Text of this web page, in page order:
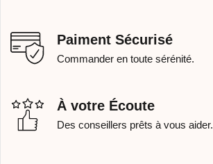
Paiment Sécurisé
Commander en toute sérénité.
À votre Écoute
Des conseillers prêts à vous aider.